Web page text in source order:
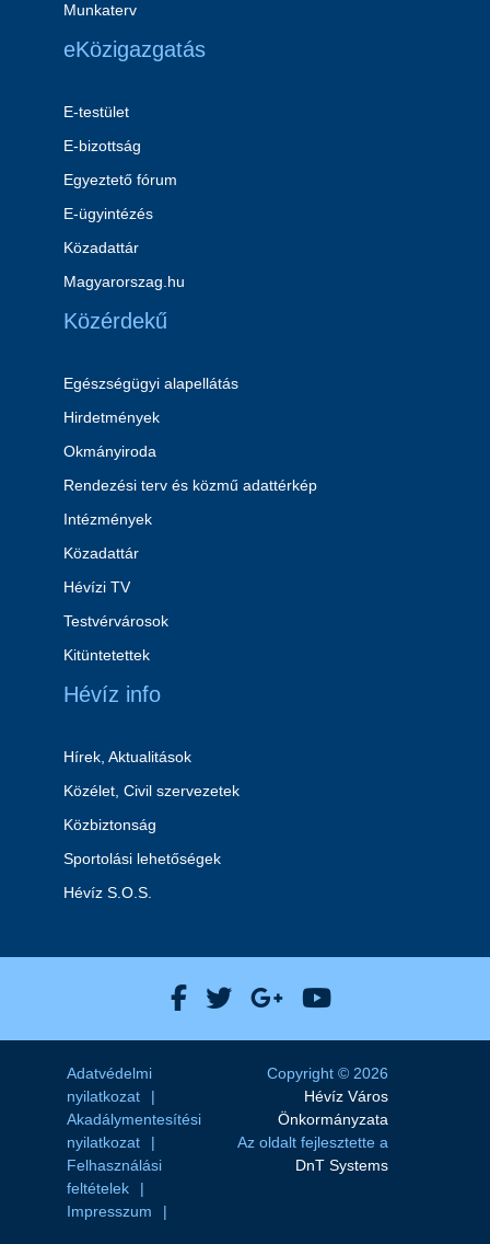
Munkaterv
eKözigazgatás
E-testület
E-bizottság
Egyeztető fórum
E-ügyintézés
Közadattár
Magyarorszag.hu
Közérdekű
Egészségügyi alapellátás
Hirdetmények
Okmányiroda
Rendezési terv és közmű adattérkép
Intézmények
Közadattár
Hévízi TV
Testvérvárosok
Kitüntetettek
Hévíz info
Hírek, Aktualitások
Közélet, Civil szervezetek
Közbiztonság
Sportolási lehetőségek
Hévíz S.O.S.
Hévíz Város Facebook
Hévíz Város X
Hévíz Város
Hévíz Város
Adatvédelmi
nyilatkozat
Akadálymentesítési
nyilatkozat
Felhasználási
feltételek
Impresszum
Copyright © 2026
Hévíz Város
Önkormányzata
Az oldalt fejlesztette a
DnT Systems